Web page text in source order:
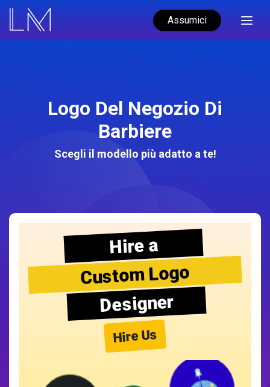
Assumici
Logo Del Negozio Di
Barbiere
Scegli il modello più adatto a te!
Hire a
Custom Logo
Designer
Hire Us